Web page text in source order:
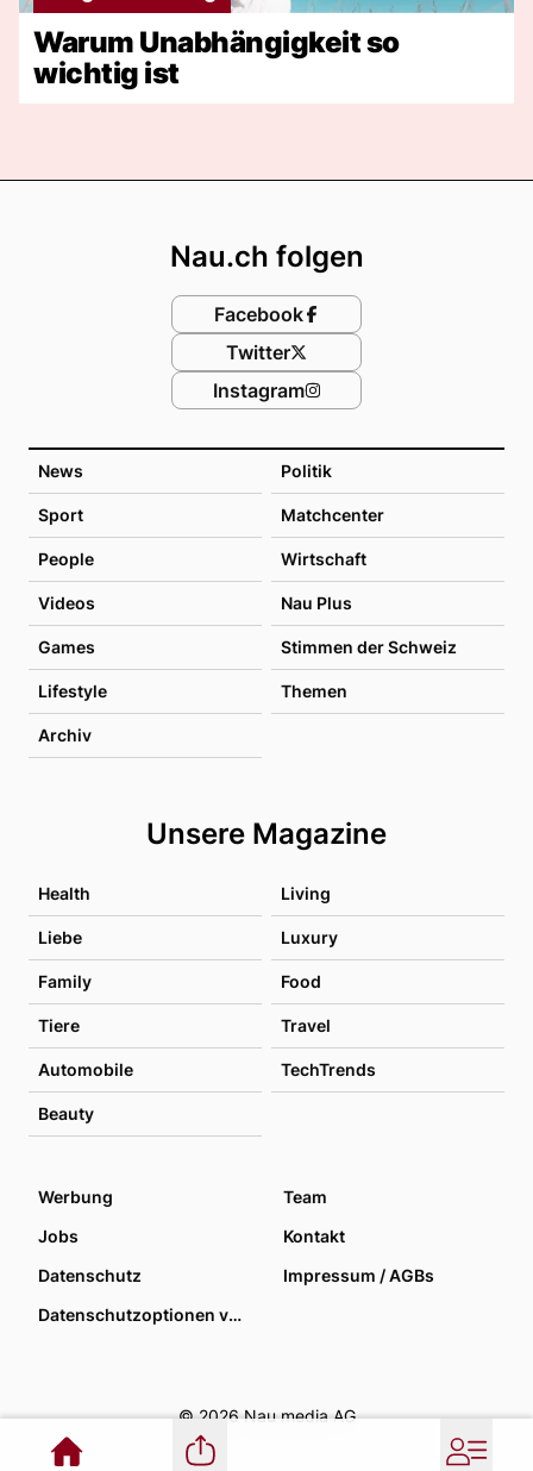
Warum Unabhängigkeit so
wichtig ist
News Politik
Sport Matchcenter
People Wirtschaft
Videos Nau Plus
Games Stimmen der Schweiz
Lifestyle Themen
Archiv
Unsere Magazine
Health Living
Liebe Luxury
Family Food
Tiere Travel
Automobile TechTrends
Beauty
Nau.ch folgen
Facebook
Twitter
Instagram
Werbung
Team
Jobs
Kontakt
Datenschutz
Impressum / AGBs
Datenschutzoptionen verwalten
© 2026 Nau media AG